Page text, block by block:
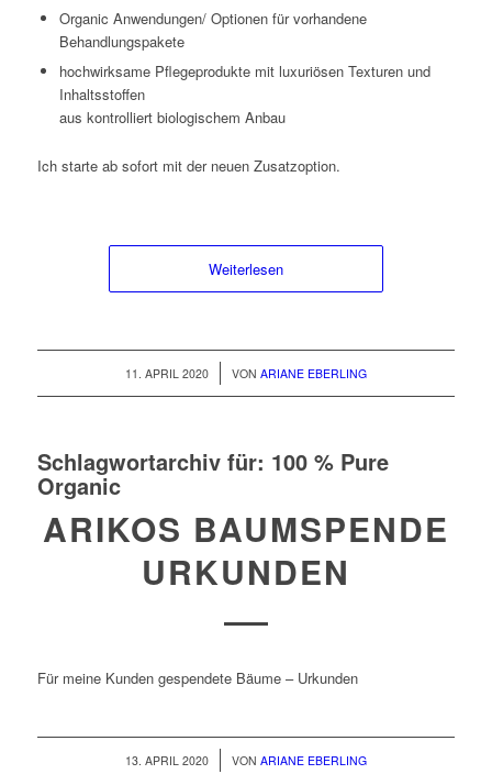
Organic Anwendungen/ Optionen für vorhandene
Behandlungspakete
hochwirksame Pflegeprodukte mit luxuriösen Texturen und
Inhaltsstoffen
aus kontrolliert biologischem Anbau
Ich starte ab sofort mit der neuen Zusatzoption.
Weiterlesen
11. APRIL 2020
/ VON ARIANE EBERLING
Schlagwortarchiv für: 100 % Pure
Organic
ARIKOS BAUMSPENDE
URKUNDEN
Für meine Kunden gespendete Bäume – Urkunden
13. APRIL 2020
/ VON ARIANE EBERLING